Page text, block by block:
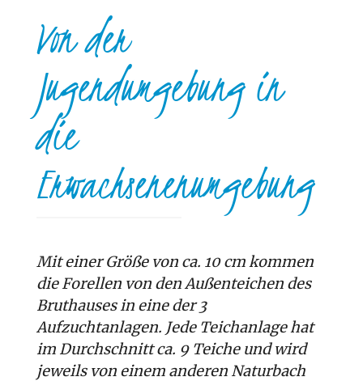
Von der
Jugendumgebung in
die
Erwachsenenumgebung
Mit einer Größe von ca. 10 cm kommen
die Forellen von den Außenteichen des
Bruthauses in eine der 3
Aufzuchtanlagen. Jede Teichanlage hat
im Durchschnitt ca. 9 Teiche und wird
jeweils von einem anderen Naturbach